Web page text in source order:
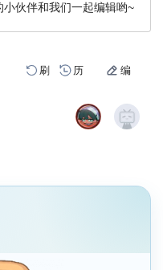
伙伴和我们一起编辑哟~
刷 历 编